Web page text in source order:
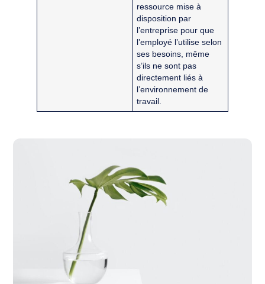
ressource mise à
disposition par
l’entreprise pour que
l’employé l’utilise selon
ses besoins, même
s’ils ne sont pas
directement liés à
l’environnement de
travail.